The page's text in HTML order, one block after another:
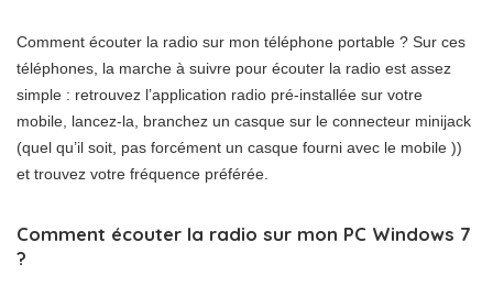
Comment écouter la radio sur mon téléphone portable ? Sur ces
téléphones, la marche à suivre pour écouter la radio est assez
simple : retrouvez l’application radio pré-installée sur votre
mobile, lancez-la, branchez un casque sur le connecteur minijack
(quel qu’il soit, pas forcément un casque fourni avec le mobile ))
et trouvez votre fréquence préférée.
Comment écouter la radio sur mon PC Windows 7
?